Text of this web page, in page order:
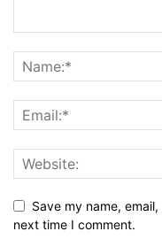
Save my name,
next time I comment.